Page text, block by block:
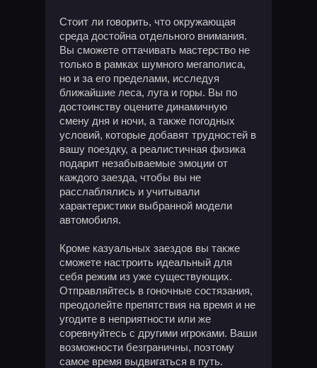
Стоит ли говорить, что окружающая
среда достойна отдельного внимания.
Вы сможете оттачивать мастерство не
только в рамках шумного мегаполиса,
но и за его пределами, исследуя
ближайшие леса, луга и горы. Вы по
достоинству оцените динамичную
смену дня и ночи, а также погодных
условий, которые добавят трудностей в
вашу поездку, а реалистичная физика
подарит незабываемые эмоции от
каждого заезда, чтобы вы не
расслаблялись и учитывали
характеристики выбранной модели
автомобиля.
Кроме казуальных заездов вы также
сможете настроить идеальный для
себя режим из уже существующих.
Отправляйтесь в гоночные состязания,
преодолейте препятствия на время и не
угодите в неприятности или же
соревнуйтесь с другими игроками. Ваши
возможности безграничны, поэтому
самое время выдвигаться в путь.